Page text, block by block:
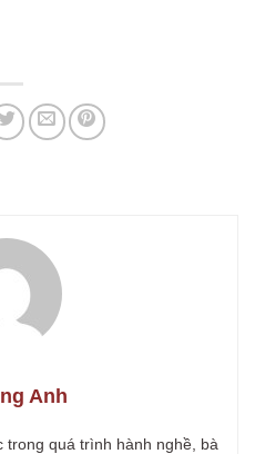
Anh
quá trình hành nghề, bà